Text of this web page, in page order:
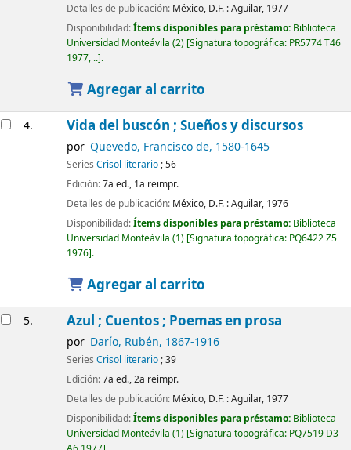
Detalles de publicación: México, D.F. :Aguilar, 1977
Disponibilidad:Ítems disponibles para préstamo: Biblioteca
Universidad Monteávila (2) Signatura topográfica: PR5774 T46
1977, .. .
Agregar al carrito
4. Vida del buscón ; Sueños y discursos
por Quevedo, Francisco de, 1580-1645
Series Crisol literario; 56
Edición:7a ed., 1a reimpr.
Detalles de publicación: México, D.F. :Aguilar, 1976
Disponibilidad:Ítems disponibles para préstamo: Biblioteca
Universidad Monteávila (1) Signatura topográfica: PQ6422 Z5
1976 .
Agregar al carrito
5. Azul ; Cuentos ; Poemas en prosa
por Darío, Rubén, 1867-1916
Series Crisol literario; 39
Edición:7a ed., 2a reimpr.
Detalles de publicación: México, D.F. :Aguilar, 1977
Disponibilidad:Ítems disponibles para préstamo: Biblioteca
Universidad Monteávila (1) Signatura topográfica: PQ7519 D3